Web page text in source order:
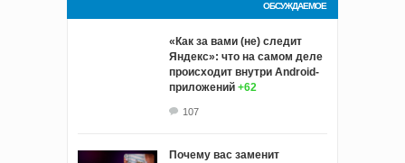
ОБСУЖДАЕМОЕ
«Как за вами (не) следит
Яндекс»: что на самом деле
происходит внутри Android-
приложений +62
107
Почему вас заменит